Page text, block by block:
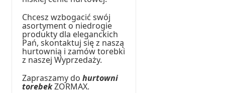
Chcesz wzbogacić swój
asortyment o niedrogie
produkty dla eleganckich
Pań, skontaktuj się z naszą
hurtownią i zamów torebki
z naszej Wyprzedaży.
Zapraszamy dohurtowni
torebekZORMAX.